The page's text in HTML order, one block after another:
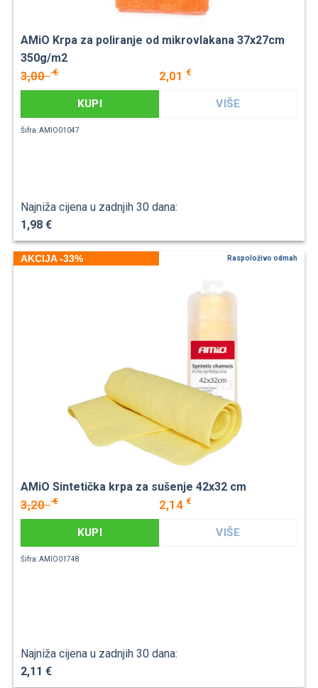
AMiO Krpa za poliranje od mikrovlakana 37x27cm
350g/m2
3,00€ 2,01 €
KUPI VIŠE
Šifra: AMIO01047
Najniža cijena u zadnjih 30 dana:
1,98 €
AKCIJA -33% Raspoloživo odmah
AMiO Sintetička krpa za sušenje 42x32 cm
3,20€ 2,14 €
KUPI VIŠE
Šifra: AMIO01748
Najniža cijena u zadnjih 30 dana:
2,11 €